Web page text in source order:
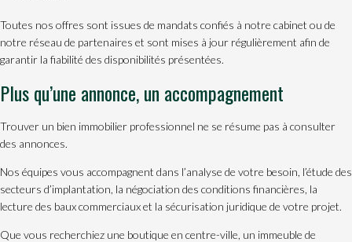
Toutes nos offres sont issues de mandats confiés à notre cabinet ou de
notre réseau de partenaires et sont mises à jour régulièrement afin de
garantir la fiabilité des disponibilités présentées.
Plus qu’une annonce, un accompagnement
Trouver un bien immobilier professionnel ne se résume pas à consulter
des annonces.
Nos équipes vous accompagnent dans l’analyse de votre besoin, l’étude des
secteurs d’implantation, la négociation des conditions financières, la
lecture des baux commerciaux et la sécurisation juridique de votre projet.
Que vous recherchiez une boutique en centre-ville, un immeuble de